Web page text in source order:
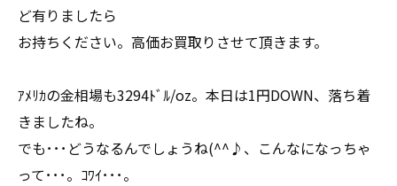
ど有りましたら
お持ちください。高価お買取りさせて頂きます。
ｱﾒﾘｶの金相場も3294ﾄﾞﾙ/oz。本日は1円DOWN、落ち着
きましたね。
でも･･･どうなるんでしょうね(^^♪、こんなになっちゃ
って･･･。ｺﾜｲ･･･。